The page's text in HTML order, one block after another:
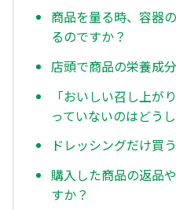
商品を量る時、容器
るのですか？
店頭で商品の栄養成
「おいしい召し上が
っていないのはどう
ドレッシングだけ買
購入した商品の返品
すか？